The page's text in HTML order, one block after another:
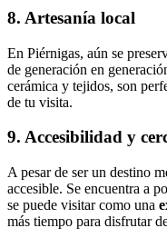
8. Artesanía local
En Piérnigas, aún se
de generación en
cerámica y tejidos, son
de tu visita.
9. Accesibilidad y
A pesar de ser un destino
accesible. Se encuentra a
se puede visitar como una
más tiempo para disfrutar